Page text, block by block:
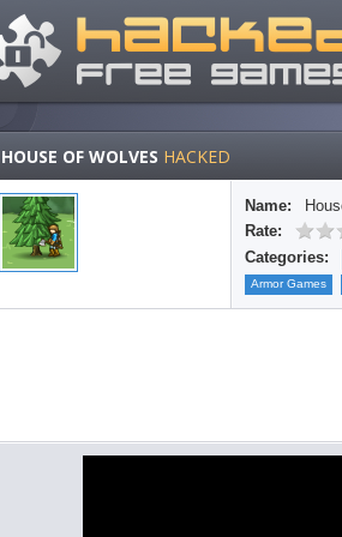
HOUSE OF WOLVES HACKED
Name:
Rate:
Categories:
Armor Games